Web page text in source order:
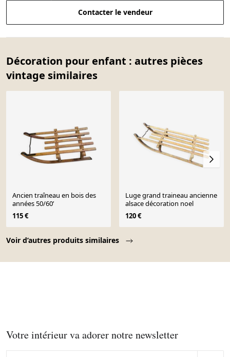
Contacter le vendeur
Décoration pour enfant : autres pièces
vintage similaires
Voir d’autres produits similaires
Ancien traîneau en bois des
années 50/60’
115 €
Luge grand traineau ancienne
alsace décoration noel
120 €
Votre intérieur va adorer notre newsletter